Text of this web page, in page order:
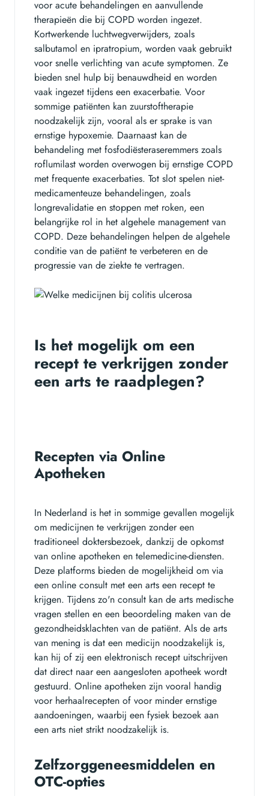
voor acute behandelingen en aanvullende
therapieën die bij COPD worden ingezet.
Kortwerkende luchtwegverwijders, zoals
salbutamol en ipratropium, worden vaak gebruikt
voor snelle verlichting van acute symptomen. Ze
bieden snel hulp bij benauwdheid en worden
vaak ingezet tijdens een exacerbatie. Voor
sommige patiënten kan zuurstoftherapie
noodzakelijk zijn, vooral als er sprake is van
ernstige hypoxemie. Daarnaast kan de
behandeling met fosfodiësteraseremmers zoals
roflumilast worden overwogen bij ernstige COPD
met frequente exacerbaties. Tot slot spelen niet-
medicamenteuze behandelingen, zoals
longrevalidatie en stoppen met roken, een
belangrijke rol in het algehele management van
COPD. Deze behandelingen helpen de algehele
conditie van de patiënt te verbeteren en de
progressie van de ziekte te vertragen.
Is het mogelijk om een
recept te verkrijgen zonder
een arts te raadplegen?
Recepten via Online
Apotheken
In Nederland is het in sommige gevallen mogelijk
om medicijnen te verkrijgen zonder een
traditioneel doktersbezoek, dankzij de opkomst
van online apotheken en telemedicine-diensten.
Deze platforms bieden de mogelijkheid om via
een online consult met een arts een recept te
krijgen. Tijdens zo'n consult kan de arts medische
vragen stellen en een beoordeling maken van de
gezondheidsklachten van de patiënt. Als de arts
van mening is dat een medicijn noodzakelijk is,
kan hij of zij een elektronisch recept uitschrijven
dat direct naar een aangesloten apotheek wordt
gestuurd. Online apotheken zijn vooral handig
voor herhaalrecepten of voor minder ernstige
aandoeningen, waarbij een fysiek bezoek aan
een arts niet strikt noodzakelijk is.
Zelfzorggeneesmiddelen en
OTC-opties